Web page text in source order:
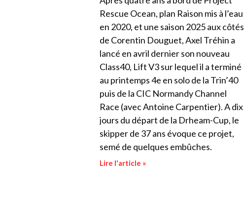
Rescue Ocean, plan Raison mis à l’eau
en 2020, et une saison 2025 aux côtés
de Corentin Douguet, Axel Tréhin a
lancé en avril dernier son nouveau
Class40, Lift V3 sur lequel il a terminé
au printemps 4e en solo de la Trin’40
puis de la CIC Normandy Channel
Race (avec Antoine Carpentier). A dix
jours du départ de la Drheam-Cup, le
skipper de 37 ans évoque ce projet,
semé de quelques embûches.
Lire l'article »